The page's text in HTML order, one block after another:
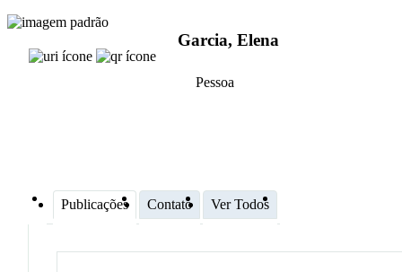
Garcia, Elena
Pessoa
Publicações Contato Ver Todos